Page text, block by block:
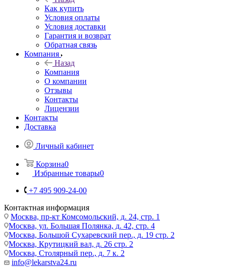
Как купить
Условия оплаты
Условия доставки
Гарантия и возврат
Обратная связь
Компания
Назад
Компания
О компании
Отзывы
Контакты
Лицензии
Контакты
Доставка
Личный кабинет
Корзина0
Избранные товары0
+7 495 909-24-00
Контактная информация
Москва, пр-кт Комсомольский, д. 24, стр. 1
Москва, ул. Большая Полянка, д. 42, стр. 4
Москва, Большой Сухаревский пер., д. 19 стр. 2
Москва, Крутицкий вал, д. 26 стр. 2
Москва, Столярный пер., д. 7 к. 2
info@lekarstva24.ru